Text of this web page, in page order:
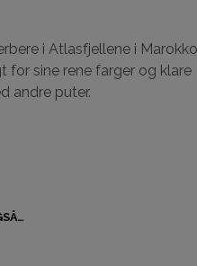
i Atlasfjellene i
for sine rene farger og klare
andre puter.